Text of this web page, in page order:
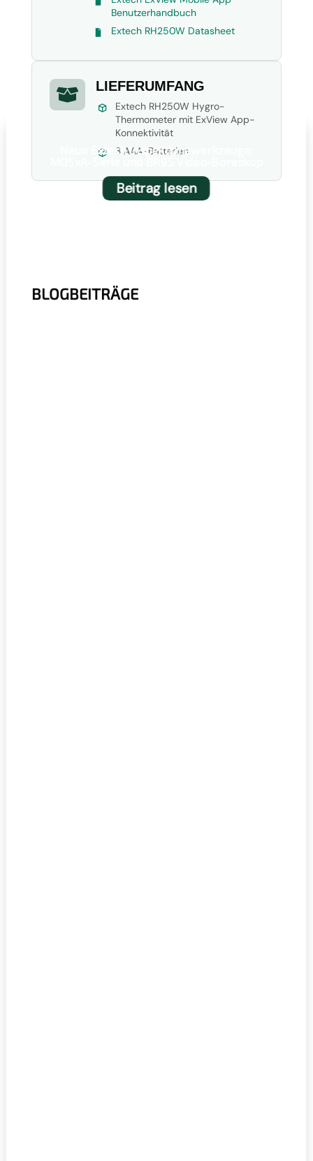
Benutzerhandbuch
Extech RH250W Datasheet
 LIEFERUMFANG
Extech RH250W Hygro-
Thermometer mit ExView App-
Konnektivität
3 AAA-Batterien
BLOGBEITRÄGE
Neue Extech Inspektionswerkzeuge:
MO5xA-Serie und BR95 Video-Boreskop
Beitrag lesen